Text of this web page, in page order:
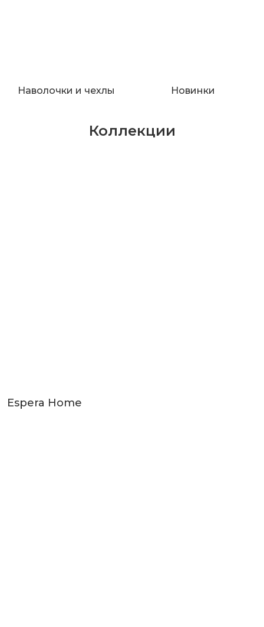
Наволочки и чехлы Новинки
Коллекции
Espera Home